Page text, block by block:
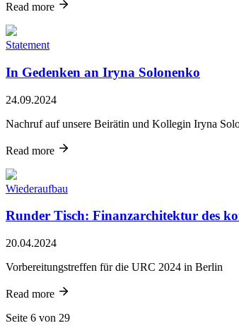
Read more
Statement
In Gedenken an Iryna Solonenko
24.09.2024
Nachruf auf unsere Beirätin und Kollegin Iryna
Read more
Wiederaufbau
Runder Tisch: Finanzarchitektur des
20.04.2024
Vorbereitungstreffen für die URC 2024 in Berlin
Read more
Seite 6 von 29